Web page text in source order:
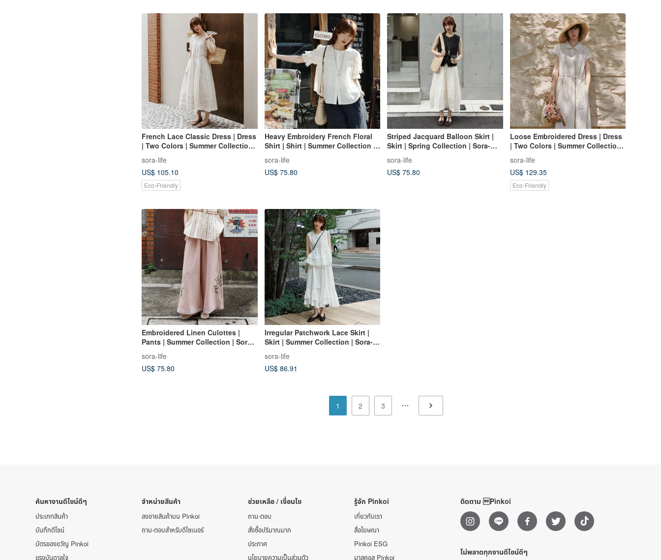
French Lace Classic Dress | Dress
| Two Colors | Summer Collection |
Sora-2141
sora-life
US$ 105.10
Eco-Friendly
Heavy Embroidery French Floral
Shirt | Shirt | Summer Collection |
Sora-2108
sora-life
US$ 75.80
Striped Jacquard Balloon Skirt |
Skirt | Spring Collection | Sora-
sora-life
US$ 75.80
Loose Embroidered Dress | Dress
| Two Colors | Summer Collection |
Sora-2098
sora-life
US$ 129.35
Eco-Friendly
Embroidered Linen Culottes |
Pants | Summer Collection | Sora-
sora-life
US$ 75.80
Irregular Patchwork Lace Skirt |
Skirt | Summer Collection | Sora-
sora-life
US$ 86.91
1 2 3
ค้นหางานดีไซน์ดีๆ
ประเภทสินค้า
บันทึกดีไซน์
บัตรของขวัญ Pinkoi
แรงบันดาลใจ
จำหน่ายสินค้า
ลงขายสินค้าบน Pinkoi
ถาม-ตอบสำหรับดีไซเนอร์
ช่วยเหลือ / เงื่อนไข
ถาม-ตอบ
สั่งซื้อปริมาณมาก
ประกาศ
นโยบายความเป็นส่วนตัว
รู้จัก Pinkoi
เกี่ยวกับเรา
สื่อโฆษณา
Pinkoi ESG
มาสคอส Pinkoi
ติดตาม Pinkoi
ไม่พลาดทุกงานดีไซน์ดีๆ